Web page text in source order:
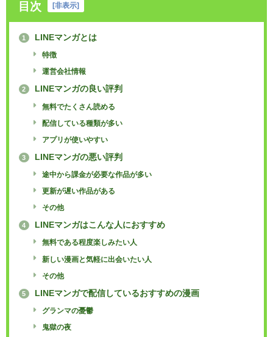
目次 [非表示]
1 LINEマンガとは
特徴
運営会社情報
2 LINEマンガの良い評判
無料でたくさん読める
配信している種類が多い
アプリが使いやすい
3 LINEマンガの悪い評判
途中から課金が必要な作品が多い
更新が遅い作品がある
その他
4 LINEマンガはこんな人におすすめ
無料である程度楽しみたい人
新しい漫画と気軽に出会いたい人
その他
5 LINEマンガで配信しているおすすめの漫画
グランマの憂鬱
鬼獄の夜